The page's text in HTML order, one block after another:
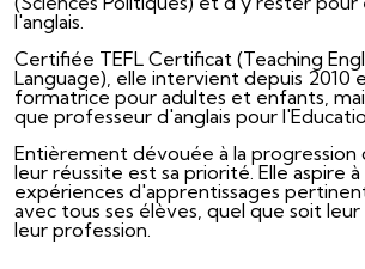
l'anglais.
Certifiée TEFL Certificat (Teaching
Language), elle intervient depuis 2010
formatrice pour adultes et enfants,
que professeur d'anglais pour
Entièrement dévouée à la progression
leur réussite est sa priorité. Elle aspire
expériences d'apprentissages
avec tous ses élèves, quel que soit leur
leur profession.